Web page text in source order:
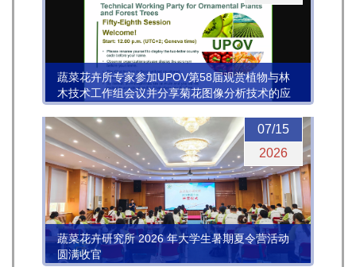
蔬菜花卉所专家参加UPOV第58届观赏植物与林
木技术工作组会议并分享菊花图像分析技术的应
用进展
07/15
2026
蔬菜花卉研究所 2026 年大学生暑期夏令营活动
圆满收官